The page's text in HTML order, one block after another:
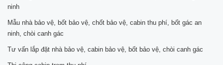
ninh
Mẫu nhà bảo vệ, bốt bảo vệ, chốt bảo vệ, cabin thu phí, bốt gác an
ninh, chòi canh gác
Tư vấn lắp đặt nhà bảo vệ, cabin bảo vệ, bốt bảo vệ, chòi canh gác